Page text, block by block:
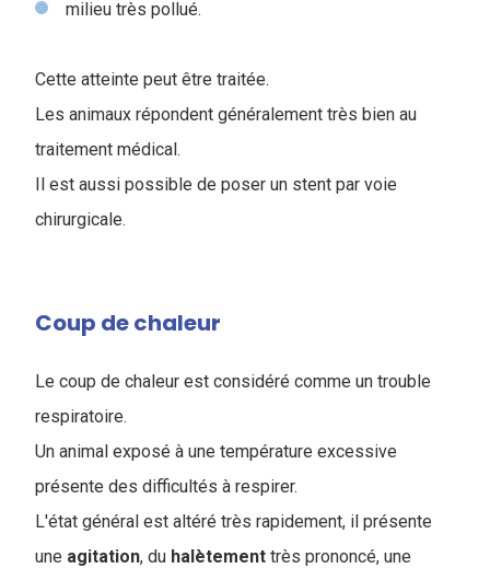
milieu très pollué.
Cette atteinte peut être traitée.
Les animaux répondent généralement très bien au
traitement médical.
Il est aussi possible de poser un stent par voie
chirurgicale.
Coup de chaleur
Le coup de chaleur est considéré comme un trouble
respiratoire.
Un animal exposé à une température excessive
présente des difficultés à respirer.
L'état général est altéré très rapidement, il présente
une agitation, du halètement très prononcé, une